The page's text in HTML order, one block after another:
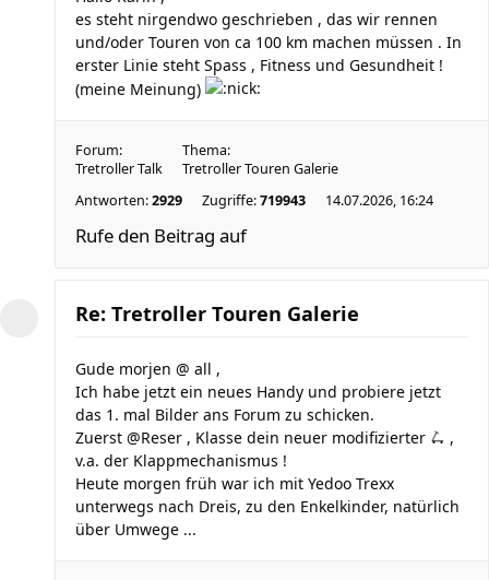
es steht nirgendwo geschrieben , das wir rennen
und/oder Touren von ca 100 km machen müssen . In
erster Linie steht Spass , Fitness und Gesundheit !
(meine Meinung)
Forum:
Tretroller Talk
Thema:
Tretroller Touren Galerie
Antworten:2929 Zugriffe:719943 14.07.2026, 16:24
Rufe den Beitrag auf
Re: Tretroller Touren Galerie
Gude morjen @ all ,
Ich habe jetzt ein neues Handy und probiere jetzt
das 1. mal Bilder ans Forum zu schicken.
Zuerst @Reser , Klasse dein neuer modifizierter 🛴 ,
v.a. der Klappmechanismus !
Heute morgen früh war ich mit Yedoo Trexx
unterwegs nach Dreis, zu den Enkelkinder, natürlich
über Umwege ...